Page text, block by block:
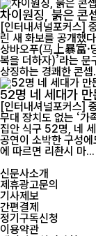
차이원징, 붉은 콘
[인터내셔널포커스]
린 새 화보를 공개했
상바오푸(马上暴富·
복을 더하자)’라는 문
상징하는 경쾌한 콘셉
52명 네 세대가 만
[인터내셔널포커스]
무대 장치도 없는 ‘가
집안 식구 52명, 네
공연이 소박한 구성에도
에 따르면 리촨시 마...
신문사소개
제휴광고문의
기사제보
간편결제
정기구독신청
이용약관